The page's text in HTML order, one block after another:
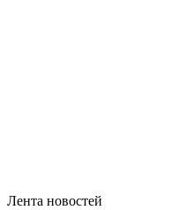
Лента новостей